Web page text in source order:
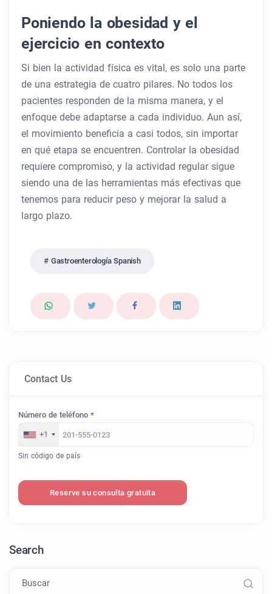
Poniendo la obesidad y el
ejercicio en contexto
Si bien la actividad física es vital, es solo una parte
de una estrategia de cuatro pilares. No todos los
pacientes responden de la misma manera, y el
enfoque debe adaptarse a cada individuo. Aun así,
el movimiento beneficia a casi todos, sin importar
en qué etapa se encuentren. Controlar la obesidad
requiere compromiso, y la actividad regular sigue
siendo una de las herramientas más efectivas que
tenemos para reducir peso y mejorar la salud a
largo plazo.
Gastroenterología Spanish
Contact Us
Número de teléfono *
+1
Sin código de país
Reserve su consulta gratuita
Search
Buscar